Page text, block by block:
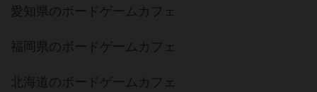
愛知県のボードゲームカフェ
福岡県のボードゲームカフェ
北海道のボードゲームカフェ